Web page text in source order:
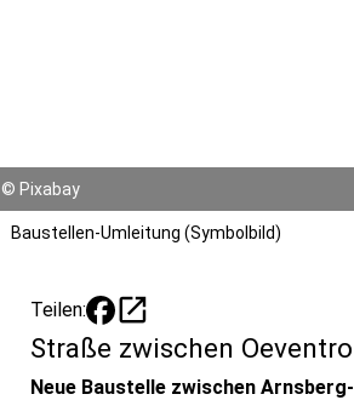
© Pixabay
Baustellen-Umleitung (Symbolbild)
Teilen: open_in_new
Straße zwischen
Neue Baustelle zwischen